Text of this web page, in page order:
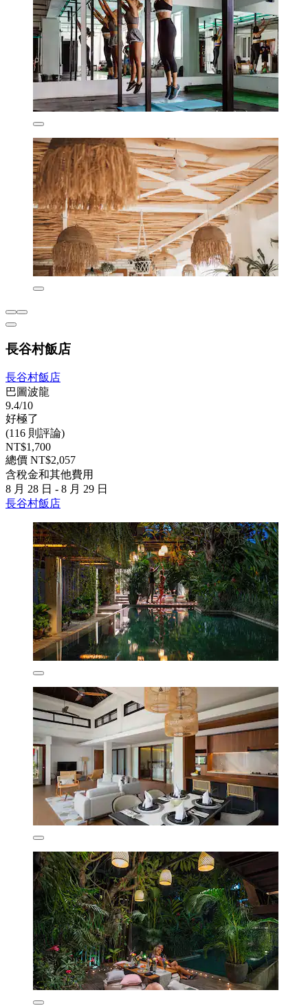
長谷村飯店
長谷村飯店
巴圖波龍
9.4/10
好極了
(116 則評論)
NT$1,700
總價 NT$2,057
含稅金和其他費用
8 月 28 日 - 8 月 29 日
長谷村飯店